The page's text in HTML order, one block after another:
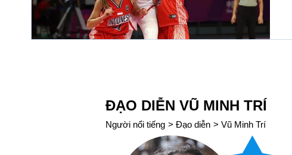
ĐẠO DIỄN VŨ MINH TRÍ
Người nổi tiếng > Đạo diễn > Vũ Minh Trí